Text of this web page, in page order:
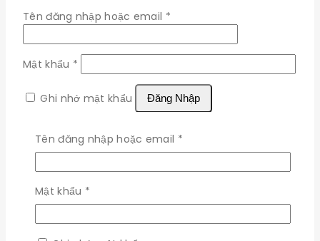
Tên đăng nhập hoặc email *Bắt
Mật khẩu *
buộc
Ghi nhớ mật khẩu
Đăng Nhập
Shipping policy
At our Company, we understand the importance of
Tên đăng nhập hoặc email *Bắt
buộc
Mật khẩu *
buộc